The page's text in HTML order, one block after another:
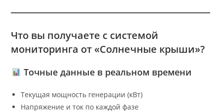
Что вы получаете с системой
мониторинга от «Солнечные крыши»?
Точные данные в реальном времени
Текущая мощность генерации (кВт)
Напряжение и ток по каждой фазе